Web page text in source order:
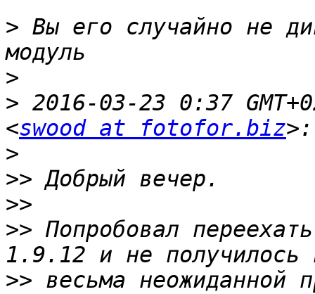
> Вы его случайно не
>
> 2016-03-23 0:37
<swood at fotofor.biz
>
>>
>>
>> Попробовал
>> весьма неожиданной